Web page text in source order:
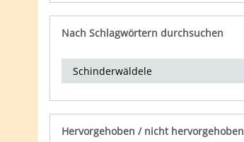
Nach Schlagwörtern durchsuchen
Hervorgehoben / nicht hervorgehoben